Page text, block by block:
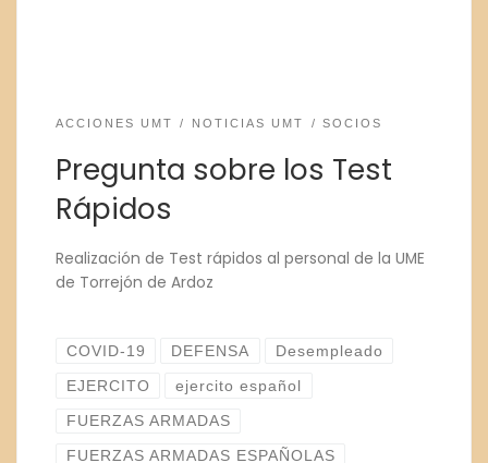
ACCIONES UMT NOTICIAS UMT SOCIOS
Pregunta sobre los Test
Rápidos
Realización de Test rápidos al personal de la UME
de Torrejón de Ardoz
COVID-19 DEFENSA Desempleado
EJERCITO ejercito español
FUERZAS ARMADAS
FUERZAS ARMADAS ESPAÑOLAS